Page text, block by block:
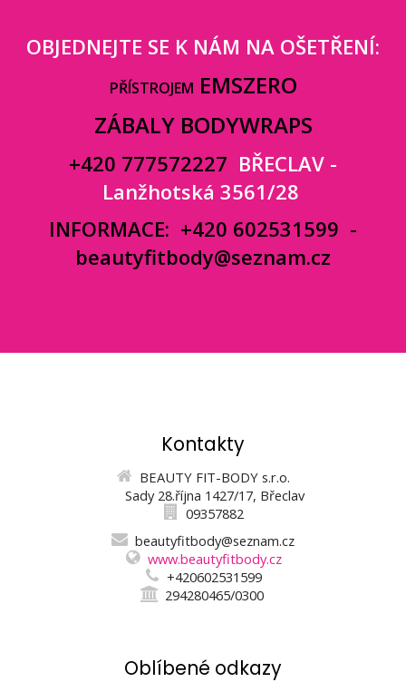
OBJEDNEJTE SE K NÁM NA OŠETŘENÍ:
PŘÍSTROJEM EMSZERO
ZÁBALY BODYWRAPS
+420 777572227 BŘECLAV -
Lanžhotská 3561/28
INFORMACE: +420 602531599 -
beautyfitbody@seznam.cz
Kontakty
BEAUTY FIT-BODY s.r.o.
Sady 28.října 1427/17, Břeclav
09357882
beautyfitbody@seznam.cz
www.beautyfitbody.cz
+420602531599
294280465/0300
Oblíbené odkazy